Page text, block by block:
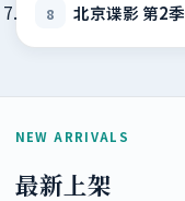
8 北京谍影 第2季
NEW ARRIVALS
最新上架